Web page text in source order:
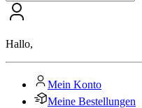
Hallo,
Mein Konto
Meine Bestellungen